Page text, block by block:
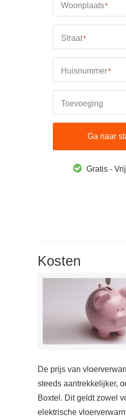
Woonplaats*
Straat*
Huisnummer*
Toevoeging
Ga naar
Gratis -
Kosten
De prijs van
steeds aantrekkelijker,
Boxtel. Dit geldt zowel
elektrische